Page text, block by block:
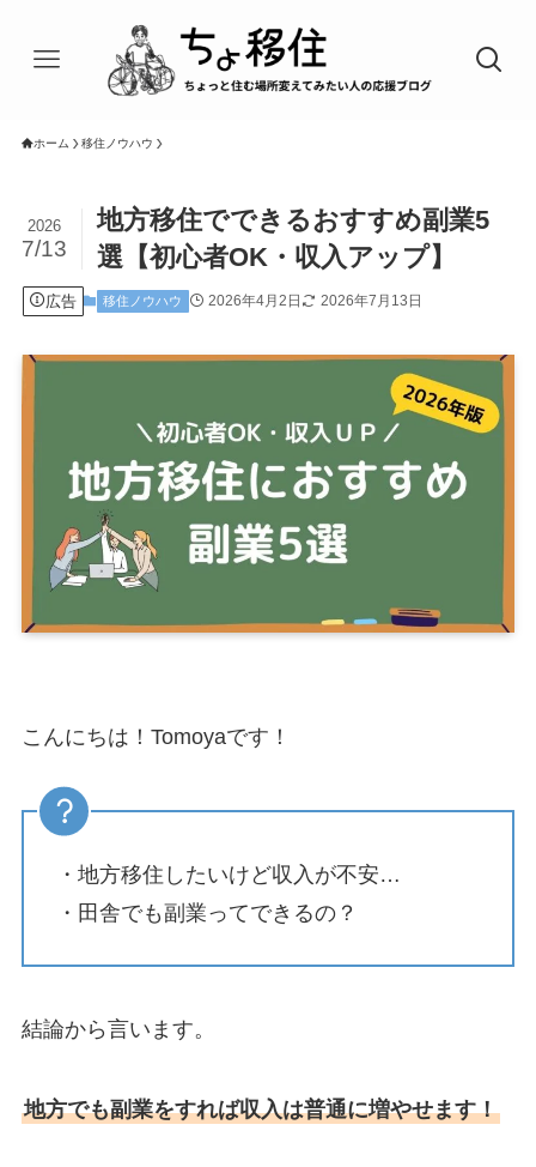
ホーム 移住ノウハウ
地方移住でできるおすすめ副業5
選【初心者OK・収入アップ】
2026
7/13
広告 移住ノウハウ 2026年4月2日 2026年7月13日
こんにちは！Tomoyaです！
・地方移住したいけど収入が不安…
・田舎でも副業ってできるの？
結論から言います。
地方でも副業をすれば収入は普通に増やせます！